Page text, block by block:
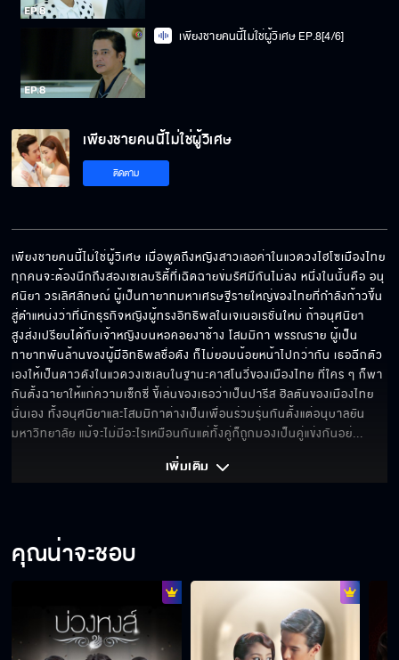
เพียงชายคนนี้ไม่ใช่ผู้วิเศษ EP.8[4/6]
เพียงชายคนนี้ไม่ใช่ผู้วิเศษ
ติดตาม
เพียงชายคนนี้ไม่ใช่ผู้วิเศษ เมื่อพูดถึงหญิงสาวเลอค่าในแวดวงไฮโซเมืองไทย
ทุกคนจะต้องนึกถึงสองเซเลบริตี้ที่เฉิดฉายข่มรัศมีกันไม่ลง หนึ่งในนั้นคือ อนุ
ศนิยา วรเลิศลักษณ์ ผู้เป็นทายาทมหาเศรษฐีรายใหญ่ของไทยที่กำลังก้าวขึ้น
สู่ตำแหน่งว่าที่นักธุรกิจหญิงผู้ทรงอิทธิพลในเจเนอเรชั่นใหม่ ถ้าอนุศนิยา
สูงส่งเปรียบได้กับเจ้าหญิงบนหอคอยงาช้าง โสมมิกา พรรณราย ผู้เป็น
ทายาทพันล้านของผู้มีอิทธิพลชื่อดัง ก็ไม่ยอมน้อยหน้าไปกว่ากัน เธอฉีกตัว
เองให้เป็นดาวดังในแวดวงเซเลบในฐานะคาสโนวี่ของเมืองไทย ที่ใคร ๆ ก็พา
กันตั้งฉายาให้แก่ความเซ็กซี่ ขี้เล่นของเธอว่าเป็นปารีส ฮิลตันของเมืองไทย
นั่นเอง ทั้งอนุศนิยาและโสมมิกาต่างเป็นเพื่อนร่วมรุ่นกันตั้งแต่อนุบาลยัน
มหาวิทยาลัย แม้จะไม่มีอะไรเหมือนกันแต่ทั้งคู่ก็ถูกมองเป็นคู่แข่งกันอย่...
เพิ่มเติม
คุณน่าจะชอบ